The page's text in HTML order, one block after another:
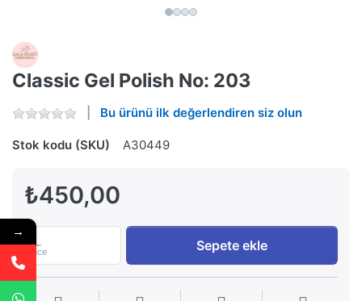
Classic Gel Polish No: 203
Bu ürünü ilk değerlendiren siz olun
Stok kodu (SKU) A30449
₺450,00
Piece Sepete ekle
→